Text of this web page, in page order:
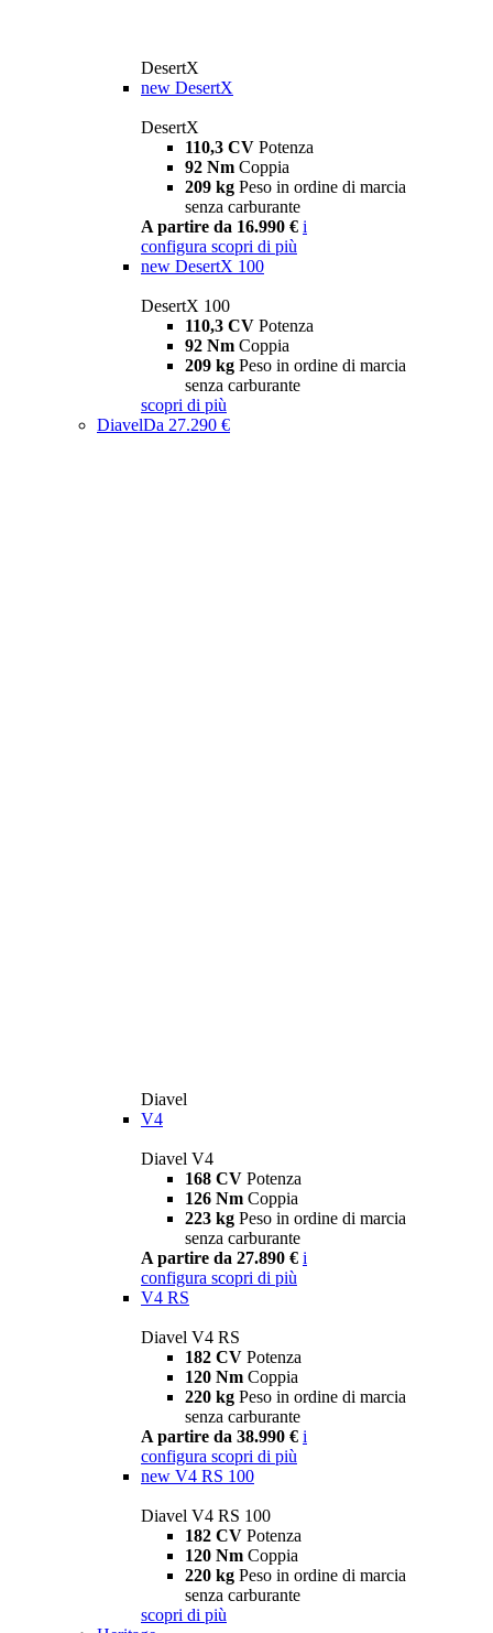
DesertX
new DesertX
DesertX
110,3 CV Potenza
92 Nm Coppia
209 kg Peso in ordine di marcia
senza carburante
A partire da 16.990 € i
configura scopri di più
new DesertX 100
DesertX 100
110,3 CV Potenza
92 Nm Coppia
209 kg Peso in ordine di marcia
senza carburante
scopri di più
DiavelDa 27.290 €
Diavel
V4
Diavel V4
168 CV Potenza
126 Nm Coppia
223 kg Peso in ordine di marcia
senza carburante
A partire da 27.890 € i
configura scopri di più
V4 RS
Diavel V4 RS
182 CV Potenza
120 Nm Coppia
220 kg Peso in ordine di marcia
senza carburante
A partire da 38.990 € i
configura scopri di più
new V4 RS 100
Diavel V4 RS 100
182 CV Potenza
120 Nm Coppia
220 kg Peso in ordine di marcia
senza carburante
scopri di più